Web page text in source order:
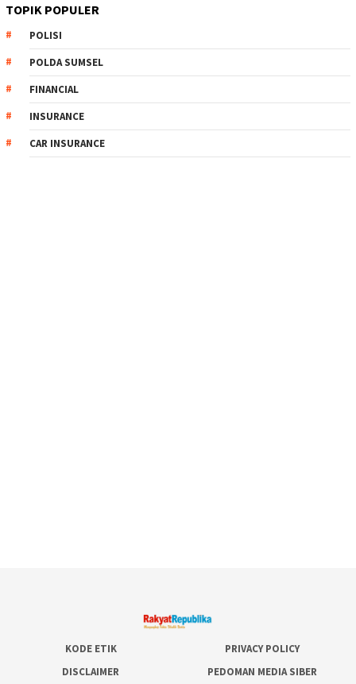
TOPIK POPULER
POLISI
POLDA SUMSEL
FINANCIAL
INSURANCE
CAR INSURANCE
KODE ETIK
PRIVACY POLICY
DISCLAIMER
PEDOMAN MEDIA SIBER